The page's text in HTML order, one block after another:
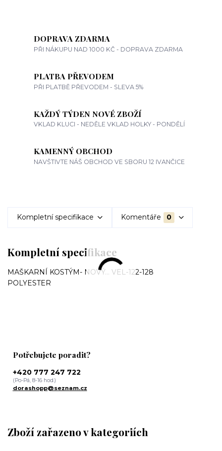
DOPRAVA ZDARMA
PŘI NÁKUPU NAD 1000 KČ - DOPRAVA ZDARMA
PLATBA PŘEVODEM
PŘI PLATBĚ PŘEVODEM - SLEVA 5%
KAŽDÝ TÝDEN NOVÉ ZBOŽÍ
VKLAD KLUCI - NEDĚLE VKLAD HOLKY - PONDĚLÍ
KAMENNÝ OBCHOD
NAVŠTIVTE NÁŠ OBCHOD VE SBORU 12 IVANČICE
Kompletní specifikace Komentáře 0
Kompletní specifikace
MAŠKARNÍ KOSTÝM- NOVÝ... VEL-122-128
POLYESTER
Zboží zařazeno v kategoriích
Potřebujete poradit?
+420 777 247 722
(Po-Pá, 8-16 hod.)
dorashopp@seznam.cz